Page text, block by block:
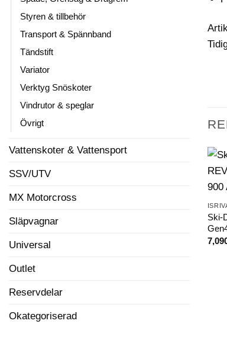
Styren & tillbehör
Transport & Spännband
Tändstift
Variator
Verktyg Snöskoter
Vindrutor & speglar
Övrigt
Vattenskoter & Vattensport
SSV/UTV
MX Motorcross
Släpvagnar
Universal
Outlet
Reservdelar
Okategoriserad
Ski-